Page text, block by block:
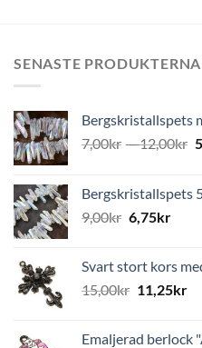
SENASTE PRODUKTERNA
Bergskristallspets
7,00kr –12,00kr
Bergskristallspets
9,00kr 6,75kr
Svart stort kors
15,00kr 11,25kr
Emaljerad berlock